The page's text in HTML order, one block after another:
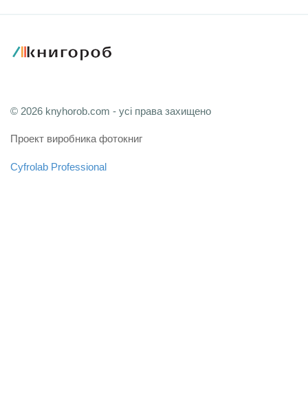
© 2026 knyhorob.com - усі права захищено
Проект виробника фотокниг
Cyfrolab Professional